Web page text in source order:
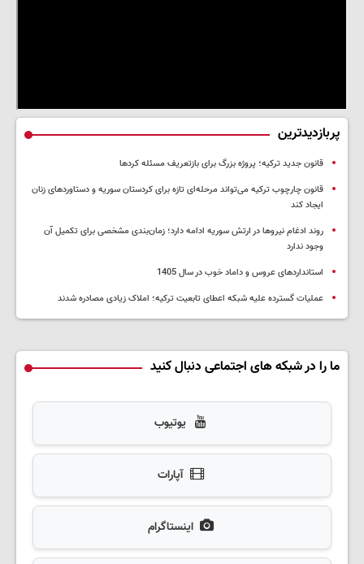
پربازدیدترین
قانون جدید ترکیه؛ پروژه بزرگ‌ برای بازتعریف مسئله کردها
قانون چارچوب ترکیه می‌تواند مرحله‌ای تازه برای کردستان سوریه و دستاوردهای زنان
ایجاد کند
روند ادغام نیروها در ارتش سوریه ادامه دارد؛ زمان‌بندی مشخصی برای تکمیل آن
وجود ندارد
استانداردهای عروس و داماد خوب در سال 1405
عملیات گسترده علیه شبکه اعطای تابعیت ترکیه؛ املاک زیادی مصادره شدند
ما را در شبکه های اجتماعی دنبال کنید
یوتیوب
آپارات
اینستاگرام